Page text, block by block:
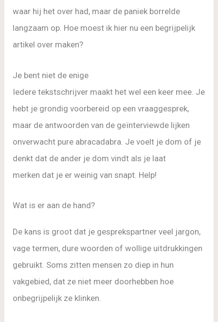
waar hij het over had, maar de paniek borrelde
langzaam op. Hoe moest ik hier nu een begrijpelijk
artikel over maken?
Je bent niet de enige
Iedere tekstschrijver maakt het wel een keer mee. Je
hebt je grondig voorbereid op een vraaggesprek,
maar de antwoorden van de geïnterviewde lijken
onverwacht pure abracadabra. Je voelt je dom of je
denkt dat de ander je dom vindt als je laat
merken dat je er weinig van snapt. Help!
Wat is er aan de hand?
De kans is groot dat je gesprekspartner veel jargon,
vage termen, dure woorden of wollige uitdrukkingen
gebruikt. Soms zitten mensen zo diep in hun
vakgebied, dat ze niet meer doorhebben hoe
onbegrijpelijk ze klinken.